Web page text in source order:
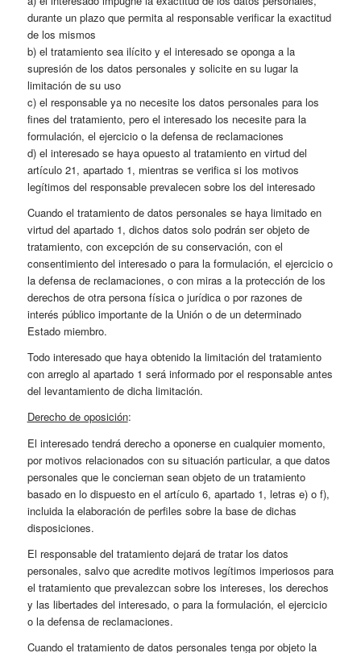
durante un plazo que permita al responsable verificar la exactitud
de los mismos
b) el tratamiento sea ilícito y el interesado se oponga a la
supresión de los datos personales y solicite en su lugar la
limitación de su uso
c) el responsable ya no necesite los datos personales para los
fines del tratamiento, pero el interesado los necesite para la
formulación, el ejercicio o la defensa de reclamaciones
d) el interesado se haya opuesto al tratamiento en virtud del
artículo 21, apartado 1, mientras se verifica si los motivos
legítimos del responsable prevalecen sobre los del interesado
Cuando el tratamiento de datos personales se haya limitado en
virtud del apartado 1, dichos datos solo podrán ser objeto de
tratamiento, con excepción de su conservación, con el
consentimiento del interesado o para la formulación, el ejercicio o
la defensa de reclamaciones, o con miras a la protección de los
derechos de otra persona física o jurídica o por razones de
interés público importante de la Unión o de un determinado
Estado miembro.
Todo interesado que haya obtenido la limitación del tratamiento
con arreglo al apartado 1 será informado por el responsable antes
del levantamiento de dicha limitación.
Derecho de oposición:
El interesado tendrá derecho a oponerse en cualquier momento,
por motivos relacionados con su situación particular, a que datos
personales que le conciernan sean objeto de un tratamiento
basado en lo dispuesto en el artículo 6, apartado 1, letras e) o f),
incluida la elaboración de perfiles sobre la base de dichas
disposiciones.
El responsable del tratamiento dejará de tratar los datos
personales, salvo que acredite motivos legítimos imperiosos para
el tratamiento que prevalezcan sobre los intereses, los derechos
y las libertades del interesado, o para la formulación, el ejercicio
o la defensa de reclamaciones.
Cuando el tratamiento de datos personales tenga por objeto la